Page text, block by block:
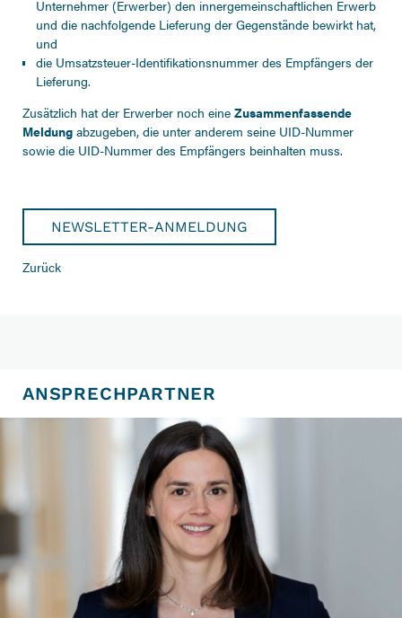
Unternehmer (Erwerber) den innergemeinschaftlichen Erwerb
und die nachfolgende Lieferung der Gegenstände bewirkt hat,
und
die Umsatzsteuer-Identifikationsnummer des Empfängers der
Lieferung.
Zusätzlich hat der Erwerber noch eine Zusammenfassende
Meldung abzugeben, die unter anderem seine UID-Nummer
sowie die UID-Nummer des Empfängers beinhalten muss.
NEWSLETTER-ANMELDUNG
Zurück
ANSPRECHPARTNER